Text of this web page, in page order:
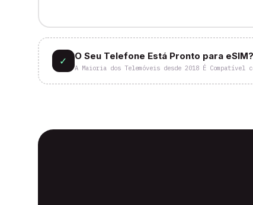
✓ O Seu Telefone Está Pronto para eSIM?
A Maioria dos Telemóveis desde 2018 É Compatível